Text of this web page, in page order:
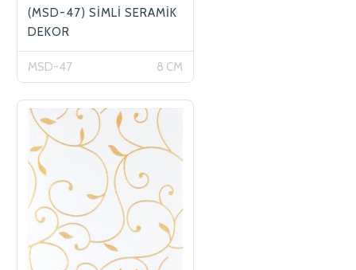
(MSD-47) SİMLİ SERAMİK
DEKOR
MSD-47 8 CM